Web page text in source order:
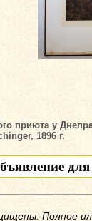
приюта у
1896 г.
Полное